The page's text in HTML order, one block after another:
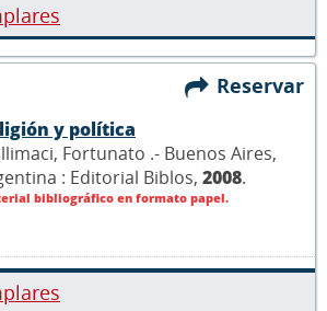
Reservar
y política
Fortunato .- Buenos Aires,
: Editorial Biblos, 2008.
bibliográfico en formato papel.